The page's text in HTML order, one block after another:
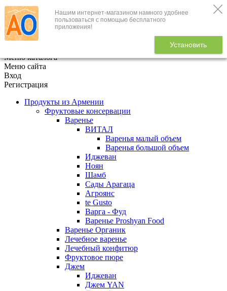
Нашим интернет-магазином намного удобнее
пользоваться с помощью бесплатного
приложения!
Установить
+7 (495) 646-888-1
В корзине
Меню каталога
Меню сайта
Вход
Регистрация
Продукты из Армении
Фруктовые консервации
Варенье
ВИТАЛ
Варенья малый объем
Варенья большой объем
Иджеван
Ноян
Шамб
Сады Арагаца
Агроянс
te Gusto
Варга - Фуд
Варенье Proshyan Food
Варенье Органик
Лечебное варенье
Лечебный конфитюр
Фруктовое пюре
Джем
Иджеван
Джем YAN